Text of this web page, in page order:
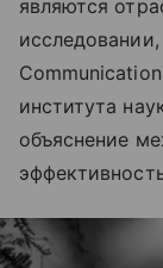
являются
исследовании,
института
объяснение